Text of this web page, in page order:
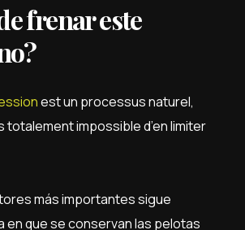
frenar este
est un processus naturel,
totalement impossible d’en limiter
más importantes sigue
en que se conservan las pelotas